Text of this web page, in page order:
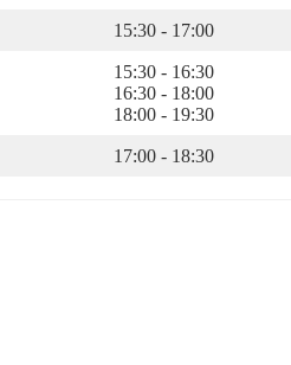
15:30 - 17:00
15:30 - 16:30
16:30 - 18:00
18:00 - 19:30
17:00 - 18:30